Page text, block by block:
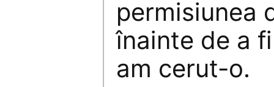
permisiunea
înainte de a
am cerut-o.